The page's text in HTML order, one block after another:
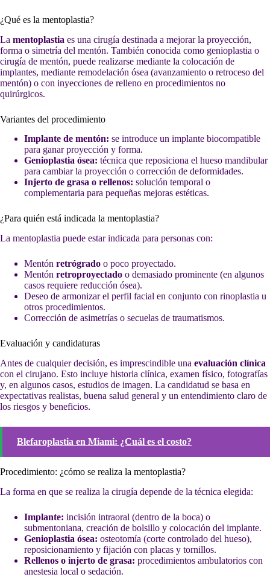
¿Qué es la mentoplastia?
La mentoplastia es una cirugía destinada a mejorar la proyección,
forma o simetría del mentón. También conocida como genioplastia o
cirugía de mentón, puede realizarse mediante la colocación de
implantes, mediante remodelación ósea (avanzamiento o retroceso del
mentón) o con inyecciones de relleno en procedimientos no
quirúrgicos.
Variantes del procedimiento
Implante de mentón: se introduce un implante biocompatible
para ganar proyección y forma.
Genioplastia ósea: técnica que reposiciona el hueso mandibular
para cambiar la proyección o corrección de deformidades.
Injerto de grasa o rellenos: solución temporal o
complementaria para pequeñas mejoras estéticas.
¿Para quién está indicada la mentoplastia?
La mentoplastia puede estar indicada para personas con:
Mentón retrógrado o poco proyectado.
Mentón retroproyectado o demasiado prominente (en algunos
casos requiere reducción ósea).
Deseo de armonizar el perfil facial en conjunto con rinoplastia u
otros procedimientos.
Corrección de asimetrías o secuelas de traumatismos.
Evaluación y candidaturas
Antes de cualquier decisión, es imprescindible una evaluación clínica
con el cirujano. Esto incluye historia clínica, examen físico, fotografías
y, en algunos casos, estudios de imagen. La candidatud se basa en
expectativas realistas, buena salud general y un entendimiento claro de
los riesgos y beneficios.
Blefaroplastia en Miami: ¿Cuál es el costo?
Procedimiento: ¿cómo se realiza la mentoplastia?
La forma en que se realiza la cirugía depende de la técnica elegida:
Implante: incisión intraoral (dentro de la boca) o
submentoniana, creación de bolsillo y colocación del implante.
Genioplastia ósea: osteotomía (corte controlado del hueso),
reposicionamiento y fijación con placas y tornillos.
Rellenos o injerto de grasa: procedimientos ambulatorios con
anestesia local o sedación.